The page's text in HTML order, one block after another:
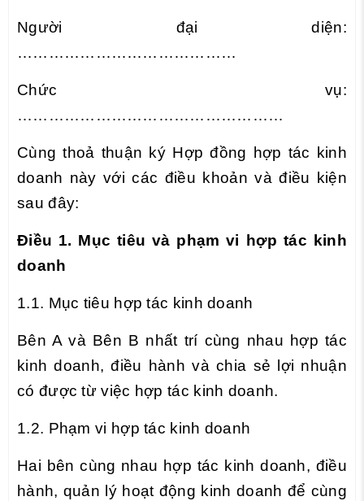
Người đại diện:
……………………………………
Chức vụ:
……………………………………………
Cùng thoả thuận ký Hợp đồng hợp tác kinh
doanh này với các điều khoản và điều kiện
sau đây:
Điều 1. Mục tiêu và phạm vi hợp tác kinh
doanh
1.1. Mục tiêu hợp tác kinh doanh
Bên A và Bên B nhất trí cùng nhau hợp tác
kinh doanh, điều hành và chia sẻ lợi nhuận
có được từ việc hợp tác kinh doanh.
1.2. Phạm vi hợp tác kinh doanh
Hai bên cùng nhau hợp tác kinh doanh, điều
hành, quản lý hoạt động kinh doanh để cùng